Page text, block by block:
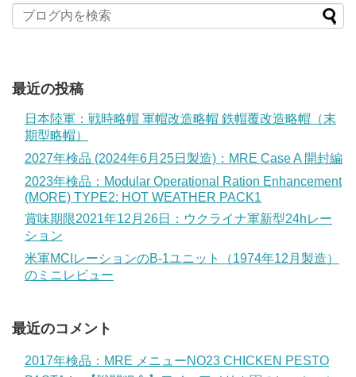
最近の投稿
日本陸軍：戦時略帽 軍帽改造略帽 鉄帽覆改造略帽（末
期型略帽）
2027年検品 (2024年6月25日製造)：MRE Case A 開封編
2023年検品：Modular Operational Ration Enhancement
(MORE) TYPE2: HOT WEATHER PACK1
賞味期限2021年12月26日：ウクライナ軍新型24hレー
ション
米軍MCIレーションのB-1ユニット（1974年12月製造）
のミニレビュー
最近のコメント
2017年検品：MRE メニューNO23 CHICKEN PESTO